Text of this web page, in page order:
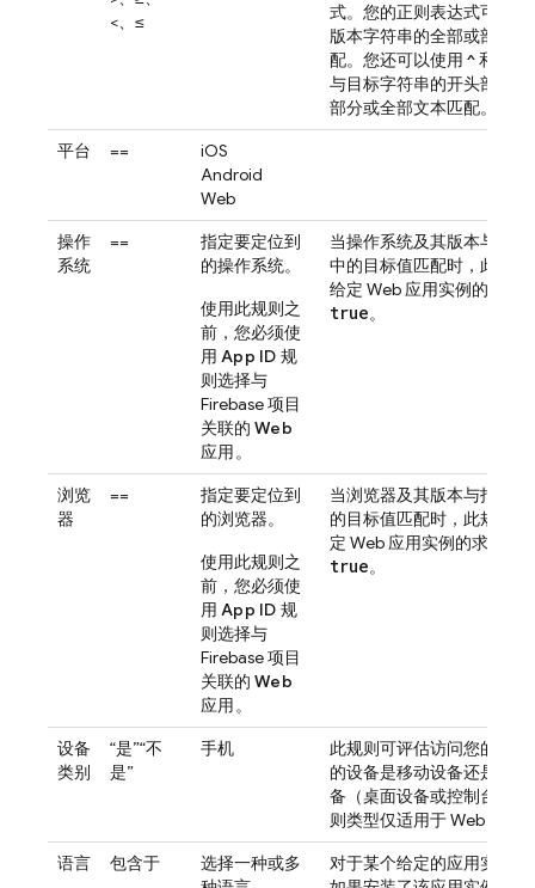
<、≤
式。您的正则表达式可以与
版本字符串的全部或部分文
配。您还可以使用 ^和
与目标字符串的开头部分、
部分或全部文本匹配。
平台
==
iOS
Android
Web
操作
系统
==
指定要定位到
的操作系统。
使用此规则之
前，您必须使
用 App ID 规
则选择与
Firebase 项目
关联的 Web
应用 。
当操作系统及其版本与指定
中的目标值匹配时，此规则
给定 Web 应用实例的求值
true。
浏览
器
==
指定要定位到
的浏览器。
使用此规则之
前，您必须使
用 App ID 规
则选择与
Firebase 项目
关联的 Web
应用 。
当浏览器及其版本与指定列
的目标值匹配时，此规则针
定 Web 应用实例的求值为
true。
设备
类别
“是”“不
是”
手机
此规则可评估访问您的
的设备是移动设备还是非移
备（桌面设备或控制台）。
则类型仅适用于 Web 应用
语言
包含于
选择一种或多
对于某个给定的应用实例而